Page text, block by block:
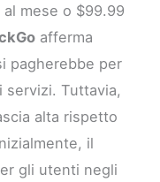
mese o $99.99
afferma
pagherebbe per
Tuttavia,
alta rispetto
il
gli utenti negli